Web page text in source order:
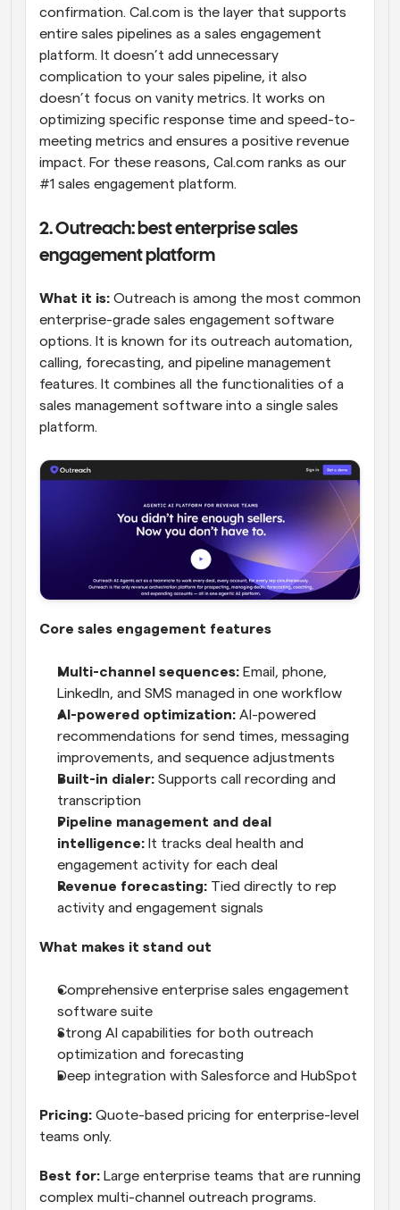
confirmation. Cal.com is the layer that supports
entire sales pipelines as a sales engagement
platform. It doesn’t add unnecessary
complication to your sales pipeline, it also
doesn’t focus on vanity metrics. It works on
optimizing specific response time and speed-to-
meeting metrics and ensures a positive revenue
impact. For these reasons, Cal.com ranks as our
#1 sales engagement platform.
2. Outreach: best enterprise sales
engagement platform
What it is: Outreach is among the most common
enterprise-grade sales engagement software
options. It is known for its outreach automation,
calling, forecasting, and pipeline management
features. It combines all the functionalities of a
sales management software into a single sales
platform.
Core sales engagement features
Multi-channel sequences: Email, phone,
LinkedIn, and SMS managed in one workflow
AI-powered optimization: AI-powered
recommendations for send times, messaging
improvements, and sequence adjustments
Built-in dialer: Supports call recording and
transcription
Pipeline management and deal
intelligence: It tracks deal health and
engagement activity for each deal
Revenue forecasting: Tied directly to rep
activity and engagement signals
What makes it stand out
Comprehensive enterprise sales engagement
software suite
Strong AI capabilities for both outreach
optimization and forecasting
Deep integration with Salesforce and HubSpot
Pricing: Quote-based pricing for enterprise-level
teams only.
Best for: Large enterprise teams that are running
complex multi-channel outreach programs.